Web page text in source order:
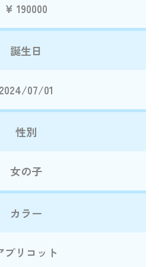
¥ 190000
誕生日
2024/07/01
性別
女の子
カラー
プリコット